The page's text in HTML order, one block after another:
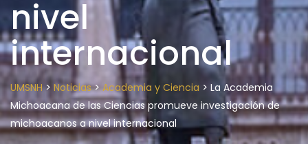
nivel
internacional
UMSNH> Noticias>Academia y Ciencia > La Academia
Michoacana de las Ciencias promueve investigación de
michoacanos a nivel internacional